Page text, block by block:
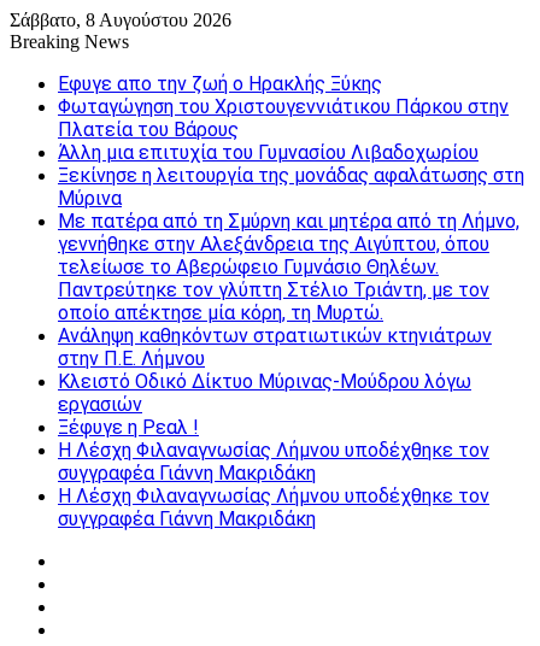
Σάββατο, 8 Αυγούστου 2026
Breaking News
Εφυγε απο την ζωή o Ηρακλής Ξύκης
Φωταγώγηση του Χριστουγεννιάτικου Πάρκου στην
Πλατεία του Βάρους
Άλλη μια επιτυχία του Γυμνασίου Λιβαδοχωρίου
Ξεκίνησε η λειτουργία της μονάδας αφαλάτωσης στη
Μύρινα
Με πατέρα από τη Σμύρνη και μητέρα από τη Λήμνο,
γεννήθηκε στην Αλεξάνδρεια της Αιγύπτου, όπου
τελείωσε το Αβερώφειο Γυμνάσιο Θηλέων.
Παντρεύτηκε τον γλύπτη Στέλιο Τριάντη, με τον
οποίο απέκτησε μία κόρη, τη Μυρτώ.
Ανάληψη καθηκόντων στρατιωτικών κτηνιάτρων
στην Π.Ε. Λήμνου
Κλειστό Οδικό Δίκτυο Μύρινας-Μούδρου λόγω
εργασιών
Ξέφυγε η Ρεαλ !
Η Λέσχη Φιλαναγνωσίας Λήμνου υποδέχθηκε τον
συγγραφέα Γιάννη Μακριδάκη
Η Λέσχη Φιλαναγνωσίας Λήμνου υποδέχθηκε τον
συγγραφέα Γιάννη Μακριδάκη